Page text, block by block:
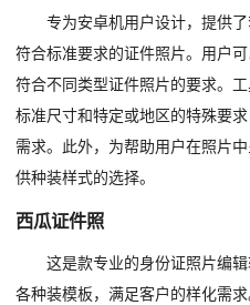
专为安卓机用户设计，提供
符合标准要求的证件照片。用户
符合不同类型证件照片的要求。
标准尺寸和特定或地区的特殊要
需求。此外，为帮助用户在照片
供种装样式的选择。
西瓜证件照
这是款专业的身份证照片编
各种装模板，满足客户的样化需求